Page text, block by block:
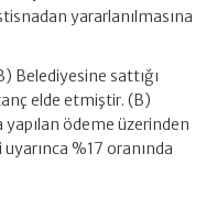
yararlanılmasına
Belediyesine sattığı
elde etmiştir. (B)
yapılan ödeme üzerinden
%17 oranında